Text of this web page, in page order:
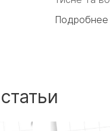
які б
Подробнее